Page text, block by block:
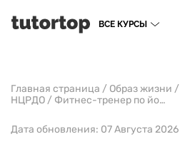
ВСЕ КУРСЫ
Главная страница / Образ жизни /
НЦРДО / Фитнес-тренер по йоге
Дата обновления: 07 Августа 2026